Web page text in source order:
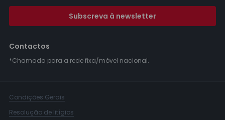
Subscreva à newsletter
Contactos
*Chamada para a rede fixa/móvel nacional.
Condições Gerais
Resolução de litígios